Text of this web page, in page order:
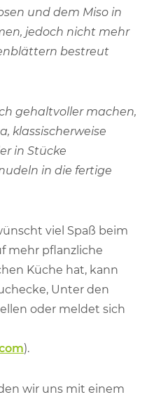
und dem Miso in
jedoch nicht mehr
bestreut
gehaltvoller machen,
klassischerweise
in Stücke
in die fertige
viel Spaß beim
mehr pflanzliche
Küche hat, kann
Unter den
oder meldet sich
).
wir uns mit einem